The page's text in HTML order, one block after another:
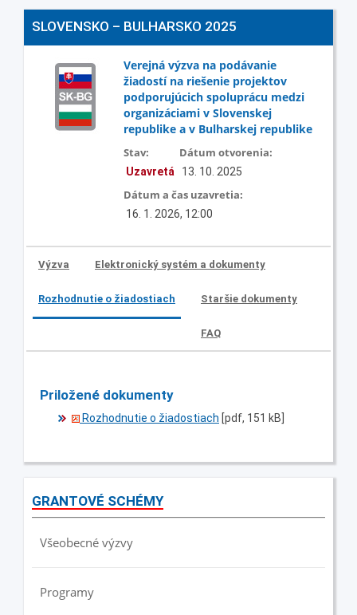
SLOVENSKO – BULHARSKO 2025
Verejná výzva na podávanie
žiadostí na riešenie projektov
podporujúcich spoluprácu medzi
organizáciami v Slovenskej
republike a v Bulharskej republike
Stav:
Uzavretá
Dátum otvorenia:
13. 10. 2025
Dátum a čas uzavretia:
16. 1. 2026, 12:00
Výzva Elektronický systém a dokumenty
Rozhodnutie o žiadostiach Staršie dokumenty
FAQ
Priložené dokumenty
Rozhodnutie o žiadostiach [pdf, 151 kB]
GRANTOVÉ SCHÉMY
Všeobecné výzvy
Programy